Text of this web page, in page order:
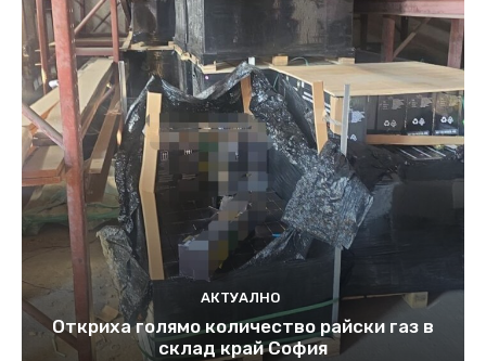
АКТУАЛНО
Откриха голямо количество райски газ в
склад край София